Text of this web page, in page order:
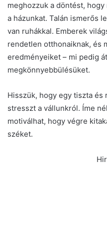
meghozzuk a döntést,
a házunkat. Talán ismerős
van ruhákkal. Emberek
rendetlen otthonaiknak, és
eredményeiket – mi pedig
megkönnyebbülésüket.
Hisszük, hogy egy tiszta
stresszt a vállunkról. Íme
motiválhat, hogy végre
széket.